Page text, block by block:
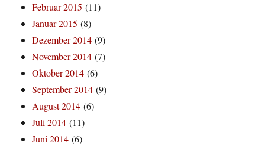
Februar 2015 (11)
Januar 2015 (8)
Dezember 2014 (9)
November 2014 (7)
Oktober 2014 (6)
September 2014 (9)
August 2014 (6)
Juli 2014 (11)
Juni 2014 (6)